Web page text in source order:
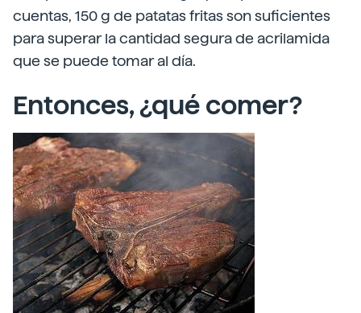
cuentas, 150 g de patatas fritas son suficientes
para superar la cantidad segura de acrilamida
que se puede tomar al día.
Entonces, ¿qué comer?